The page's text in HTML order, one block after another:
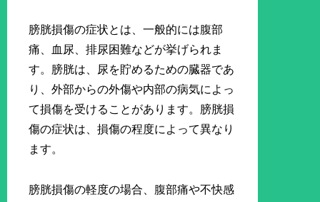
膀胱損傷の症状とは、一般的には腹部
痛、血尿、排尿困難などが挙げられま
す。膀胱は、尿を貯めるための臓器であ
り、外部からの外傷や内部の病気によっ
て損傷を受けることがあります。膀胱損
傷の症状は、損傷の程度によって異なり
ます。
膀胱損傷の軽度の場合、腹部痛や不快感